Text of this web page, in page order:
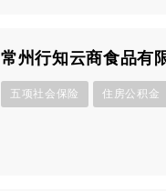
常州行知云商食品有
五项社会保险 住房公积金